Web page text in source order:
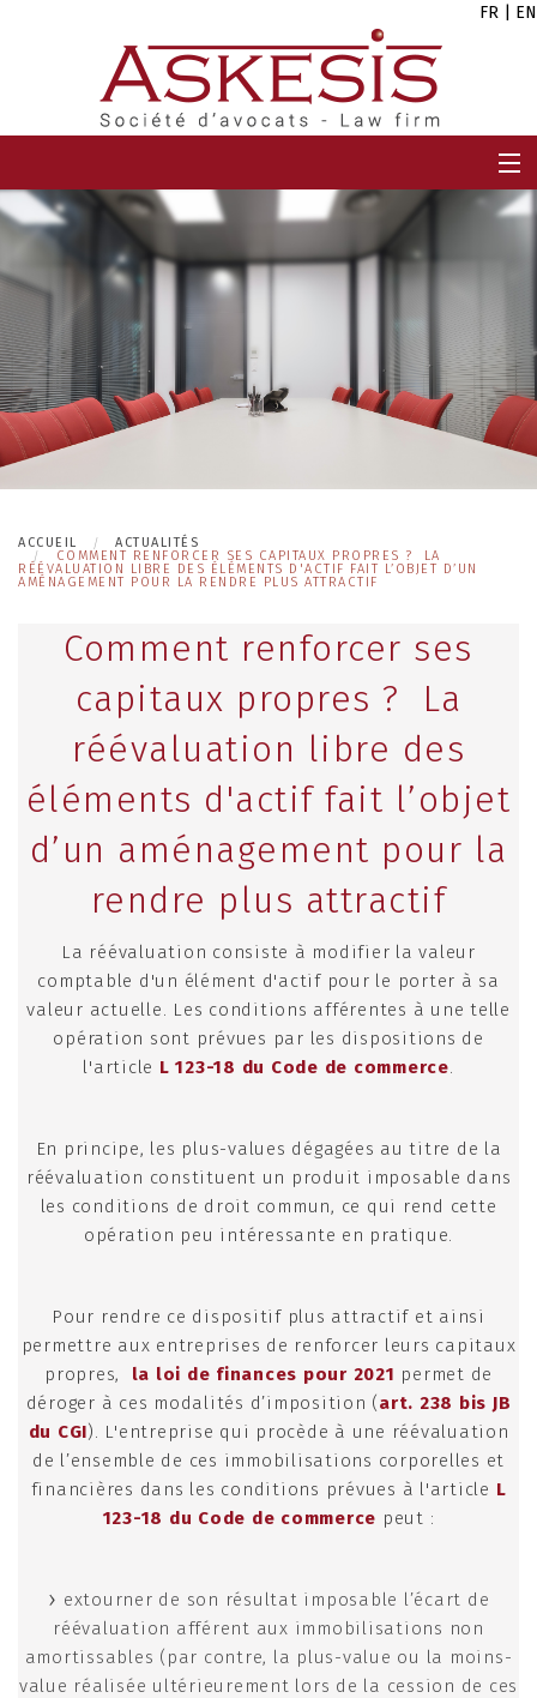
FR EN
EQUIPE
CARRIÈRES
ACTUALITÉS
ACCUEIL
ACTUALITÉS
COMMENT RENFORCER SES CAPITAUX PROPRES ? LA
RÉÉVALUATION LIBRE DES ÉLÉMENTS D'ACTIF FAIT L’OBJET D’UN
AMÉNAGEMENT POUR LA RENDRE PLUS ATTRACTIF
Comment renforcer ses
capitaux propres ? La
réévaluation libre des
éléments d'actif fait l’objet
d’un aménagement pour la
rendre plus attractif
La réévaluation consiste à modifier la valeur
comptable d'un élément d'actif pour le porter à sa
valeur actuelle. Les conditions afférentes à une telle
opération sont prévues par les dispositions de
l'article L 123-18 du Code de commerce.
En principe, les plus-values dégagées au titre de la
réévaluation constituent un produit imposable dans
les conditions de droit commun, ce qui rend cette
opération peu intéressante en pratique.
Pour rendre ce dispositif plus attractif et ainsi
permettre aux entreprises de renforcer leurs capitaux
propres, la loi de finances pour 2021 permet de
déroger à ces modalités d’imposition (art. 238 bis JB
du CGI). L'entreprise qui procède à une réévaluation
de l’ensemble de ces immobilisations corporelles et
financières dans les conditions prévues à l'article L
123-18 du Code de commerce peut :
extourner de son résultat imposable l’écart de
réévaluation afférent aux immobilisations non
amortissables (par contre, la plus-value ou la moins-
value réalisée ultérieurement lors de la cession de ces